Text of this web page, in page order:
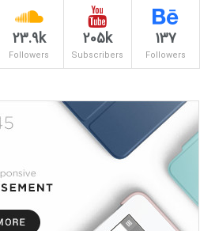
137
Followers
205k
Subscribers
23.9k
Followers